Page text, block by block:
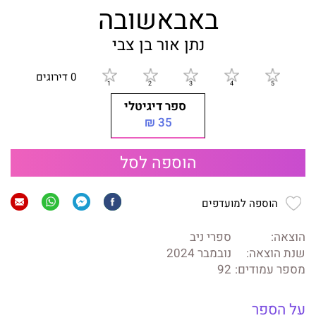
באבאשובה
נתן אור בן צבי
0 דירוגים
ספר דיגיטלי
35 ₪
הוספה לסל
הוספה למועדפים
הוצאה:
ספרי ניב
שנת הוצאה:
נובמבר 2024
מספר עמודים: 92
על הספר